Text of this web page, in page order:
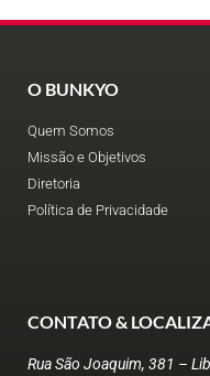
O BUNKYO
Quem Somos
Missão e Objetivos
Diretoria
Política de Privacidade
CONTATO &
Rua São Joaquim, 381 –